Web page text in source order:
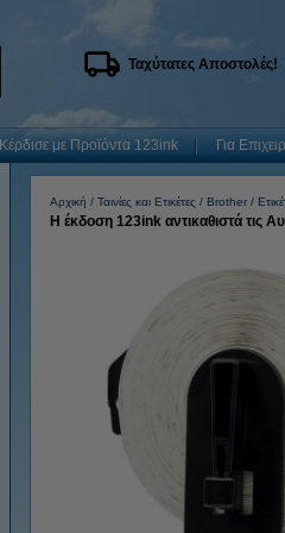
Ταχύτατες Αποστολές!
Κέρδισε με Προϊόντα 123ink Για
Αρχική Ταινίες και Ετικέτες Brother
Η έκδοση 123ink αντικαθιστά τις